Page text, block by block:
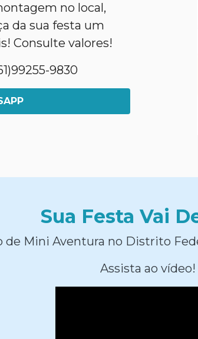
no local,
da sua festa um
Consulte valores!
9830
Sua Festa Vai
de Mini Aventura no Distrito
Assista ao vídeo!